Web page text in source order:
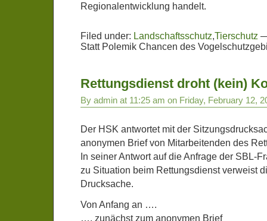
Regionalentwicklung handelt.
Filed under: Landschaftsschutz,Tierschutz
Statt Polemik Chancen des
Rettungsdienst droht (kein)
By admin at 11:25 am on Friday, February 12,
Der HSK antwortet mit der
anonymen Brief von Mitarbeitenden des
In seiner Antwort auf die Anfrage der SBL-
zu Situation beim Rettungsdienst verweist
Drucksache.
Von Anfang an ….
…. zunächst zum anonymen Brief